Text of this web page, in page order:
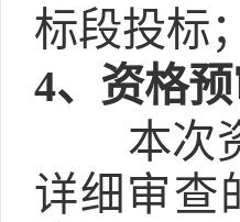
标段投标
4、资格
本次
详细审查